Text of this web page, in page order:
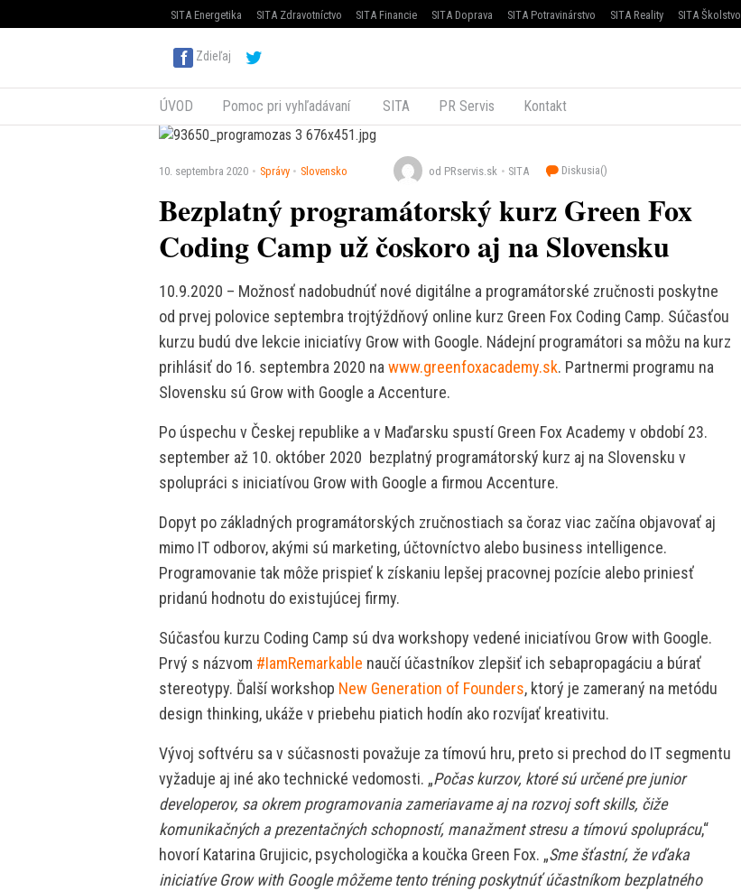
SITA Energetika SITA Zdravotníctvo SITA Financie SITA Doprava SITA Potravinárstvo SITA Reality SITA Školstvo
Zdieľaj
ÚVOD Pomoc pri vyhľadávaní SITA PR Servis Kontakt
10. septembra 2020 Správy Slovensko od PRservis.sk SITA Diskusia()
Bezplatný programátorský kurz Green Fox
Coding Camp už čoskoro aj na Slovensku
10.9.2020 – Možnosť nadobudnúť nové digitálne a programátorské zručnosti poskytne
od prvej polovice septembra trojtýždňový online kurz Green Fox Coding Camp. Súčasťou
kurzu budú dve lekcie iniciatívy Grow with Google. Nádejní programátori sa môžu na kurz
prihlásiť do 16. septembra 2020 nawww.greenfoxacademy.sk. Partnermi programu na
Slovensku sú Grow with Google a Accenture.
Po úspechu v Českej republike a v Maďarsku spustí Green Fox Academy v období 23.
september až 10. október 2020 bezplatný programátorský kurz aj na Slovensku v
spolupráci s iniciatívou Grow with Google a firmou Accenture.
Dopyt po základných programátorských zručnostiach sa čoraz viac začína objavovať aj
mimo IT odborov, akými sú marketing, účtovníctvo alebo business intelligence.
Programovanie tak môže prispieť k získaniu lepšej pracovnej pozície alebo priniesť
pridanú hodnotu do existujúcej firmy.
Súčasťou kurzu Coding Camp sú dva workshopy vedené iniciatívou Grow with Google.
Prvý s názvom #IamRemarkable naučí účastníkov zlepšiť ich sebapropagáciu a búrať
stereotypy. Ďalší workshop New Generation of Founders, ktorý je zameraný na metódu
design thinking, ukáže v priebehu piatich hodín ako rozvíjať kreativitu.
Vývoj softvéru sa v súčasnosti považuje za tímovú hru, preto si prechod do IT segmentu
vyžaduje aj iné ako technické vedomosti. „Počas kurzov, ktoré sú určené pre junior
developerov, sa okrem programovania zameriavame aj na rozvoj soft skills, čiže
komunikačných a prezentačných schopností, manažment stresu a tímovú spoluprácu,“
hovorí Katarina Grujicic, psychologička a koučka Green Fox. „Sme šťastní, že vďaka
iniciatíve Grow with Google môžeme tento tréning poskytnúť účastníkom bezplatného